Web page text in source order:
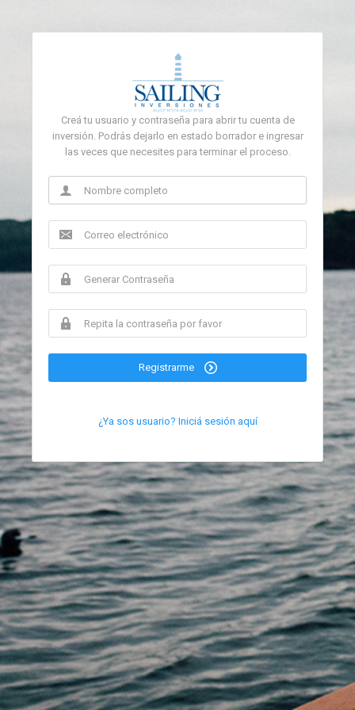
Creá tu usuario y contraseña para abrir tu cuenta de
inversión. Podrás dejarlo en estado borrador e ingresar
las veces que necesites para terminar el proceso.
Registrarme
¿Ya sos usuario? Iniciá sesión aquí